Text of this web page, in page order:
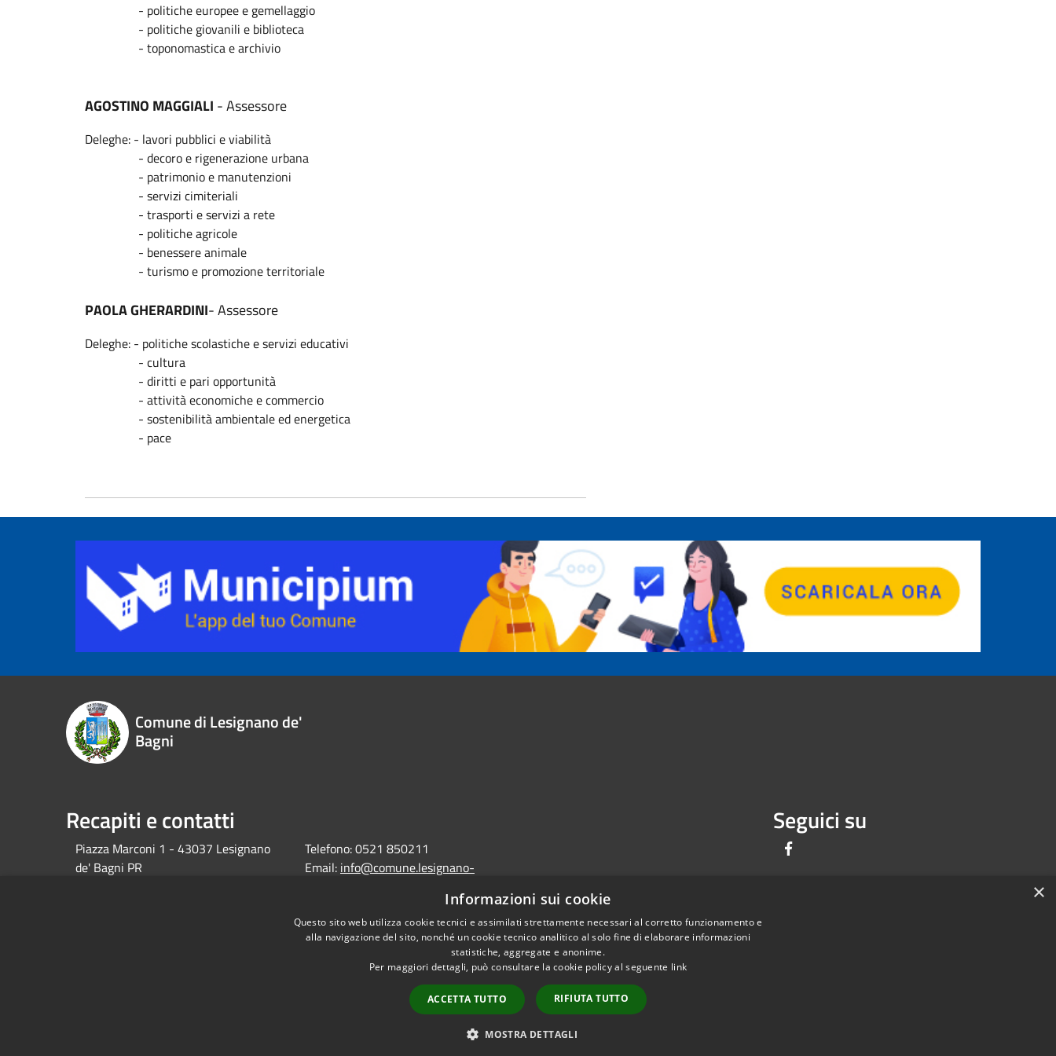
- politiche europee e gemellaggio
- politiche giovanili e biblioteca
- toponomastica e archivio
AGOSTINO MAGGIALI - Assessore
Deleghe: - lavori pubblici e viabilità
- decoro e rigenerazione urbana
- patrimonio e manutenzioni
- servizi cimiteriali
- trasporti e servizi a rete
- politiche agricole
- benessere animale
- turismo e promozione territoriale
PAOLA GHERARDINI- Assessore
Deleghe: - politiche scolastiche e servizi educativi
- cultura
- diritti e pari opportunità
- attività economiche e commercio
- sostenibilità ambientale ed energetica
- pace
Comune di Lesignano de'
Bagni
Recapiti e contatti
Piazza Marconi 1 - 43037 Lesignano
de' Bagni PR
Telefono:0521 850211
Email: info@comune.lesignano-
protocollo@postacert.comune.lesignano-
debagni.pr.it
Seguici su
Copyright © 2026 • Comune di Lesignano de' Bagni • Powered by
×
Informazioni sui cookie
Questo sito web utilizza cookie tecnici e assimilati strettamente necessari al corretto funzionamento e
alla navigazione del sito, nonché un cookie tecnico analitico al solo fine di elaborare informazioni
statistiche, aggregate e anonime.
Per maggiori dettagli, può consultare la cookie policy al seguente link
ACCETTA TUTTO RIFIUTA TUTTO
MOSTRA DETTAGLI